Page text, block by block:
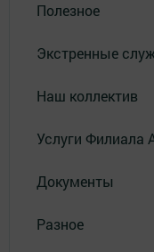
Полезное
Экстренные
Наш коллектив
Услуги
Документы
Разное